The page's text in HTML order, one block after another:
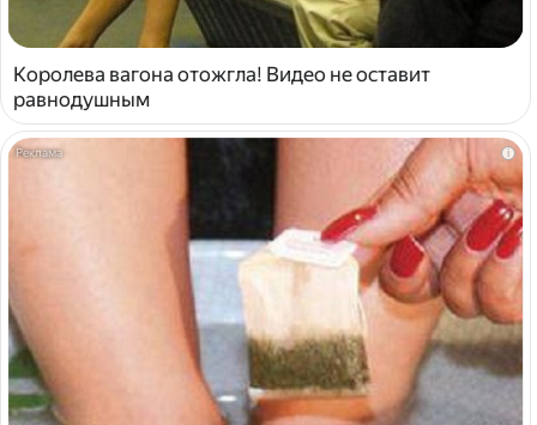
Королева вагона отожгла! Видео не оставит
равнодушным
i